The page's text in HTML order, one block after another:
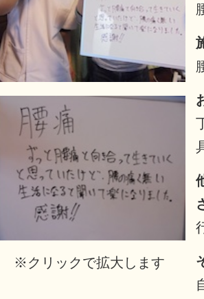
※クリックで拡大します